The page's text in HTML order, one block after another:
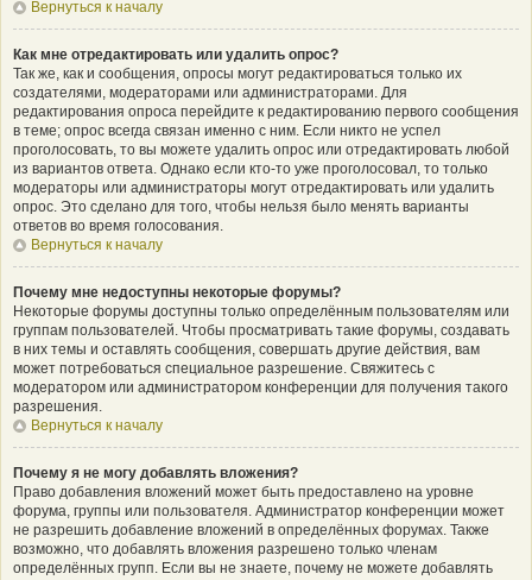
Вернуться к началу
Как мне отредактировать или удалить опрос?
Так же, как и сообщения, опросы могут редактироваться только их
создателями, модераторами или администраторами. Для
редактирования опроса перейдите к редактированию первого сообщения
в теме; опрос всегда связан именно с ним. Если никто не успел
проголосовать, то вы можете удалить опрос или отредактировать любой
из вариантов ответа. Однако если кто-то уже проголосовал, то только
модераторы или администраторы могут отредактировать или удалить
опрос. Это сделано для того, чтобы нельзя было менять варианты
ответов во время голосования.
Вернуться к началу
Почему мне недоступны некоторые форумы?
Некоторые форумы доступны только определённым пользователям или
группам пользователей. Чтобы просматривать такие форумы, создавать
в них темы и оставлять сообщения, совершать другие действия, вам
может потребоваться специальное разрешение. Свяжитесь с
модератором или администратором конференции для получения такого
разрешения.
Вернуться к началу
Почему я не могу добавлять вложения?
Право добавления вложений может быть предоставлено на уровне
форума, группы или пользователя. Администратор конференции может
не разрешить добавление вложений в определённых форумах. Также
возможно, что добавлять вложения разрешено только членам
определённых групп. Если вы не знаете, почему не можете добавлять